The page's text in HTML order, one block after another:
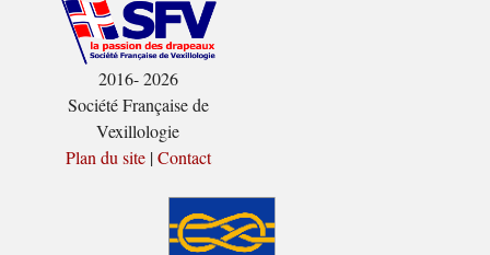
2016- 2026
Société Française de
Vexillologie
Plan du site|Contact